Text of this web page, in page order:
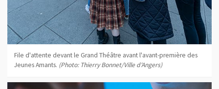
File d'attente devant le Grand Théâtre avant l'avant-première des
Jeunes Amants. (Photo: Thierry Bonnet/Ville d'Angers)